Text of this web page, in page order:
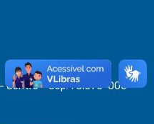
Centro – Cep: 78.670-000